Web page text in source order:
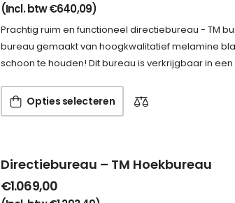
(Incl. btw€640,09)
Prachtig ruim en functioneel directiebureau - TM
bureau gemaakt van hoogkwalitatief melamine
schoon te houden! Dit bureau is verkrijgbaar in
Opties selecteren
Directiebureau – TM Hoekbureau
€1.069,00